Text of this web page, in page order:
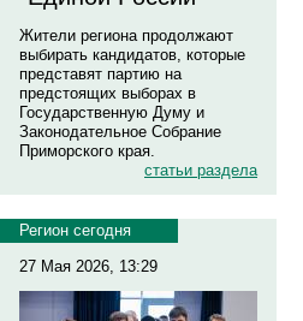
Жители региона продолжают
выбирать кандидатов, которые
представят партию на
предстоящих выборах в
Государственную Думу и
Законодательное Собрание
Приморского края.
статьи раздела
Регион сегодня
27 Мая 2026, 13:29